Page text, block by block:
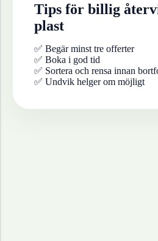
Tips för billig
plast
✅ Begär minst tre offerter
✅ Boka i god tid
✅ Sortera och rensa innan
✅ Undvik helger om möjligt